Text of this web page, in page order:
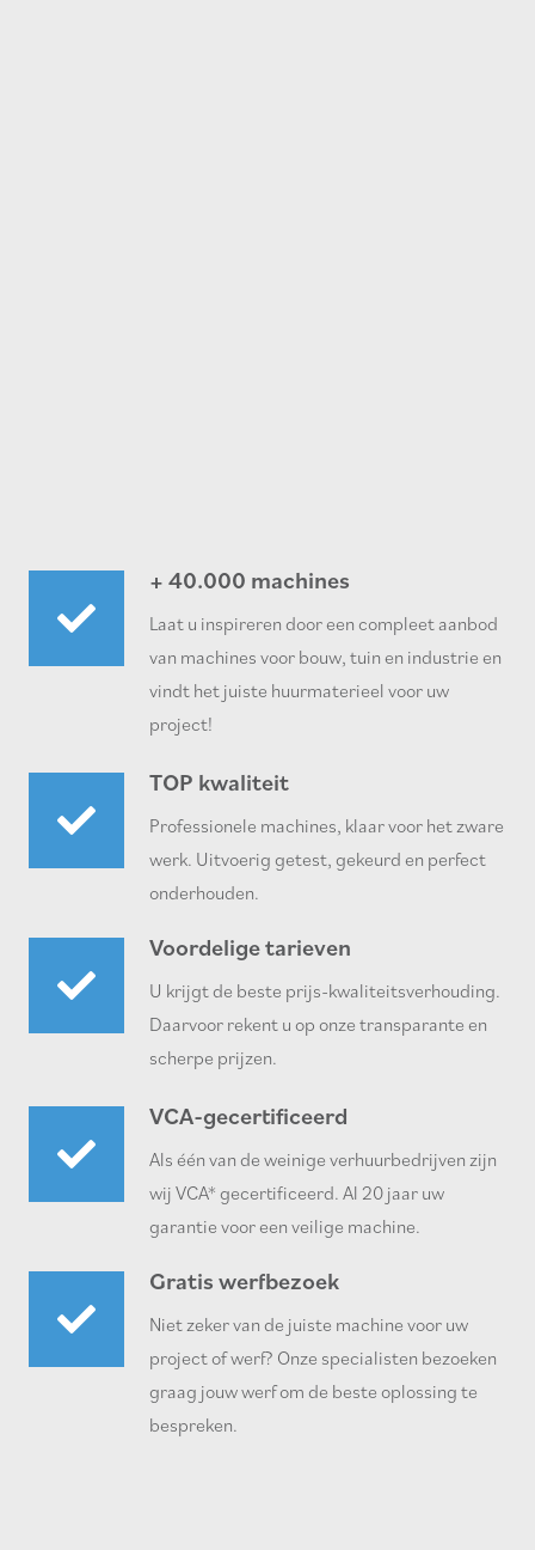
+ 40.000 machines
Laat u inspireren door een compleet aanbod
van machines voor bouw, tuin en industrie en
vindt het juiste huurmaterieel voor uw
project!
TOP kwaliteit
Professionele machines, klaar voor het zware
werk. Uitvoerig getest, gekeurd en perfect
onderhouden.
Voordelige tarieven
U krijgt de beste prijs-kwaliteitsverhouding.
Daarvoor rekent u op onze transparante en
scherpe prijzen.
VCA-gecertificeerd
Als één van de weinige verhuurbedrijven zijn
wij VCA* gecertificeerd. Al 20 jaar uw
garantie voor een veilige machine.
Gratis werfbezoek
Niet zeker van de juiste machine voor uw
project of werf? Onze specialisten bezoeken
graag jouw werf om de beste oplossing te
bespreken.